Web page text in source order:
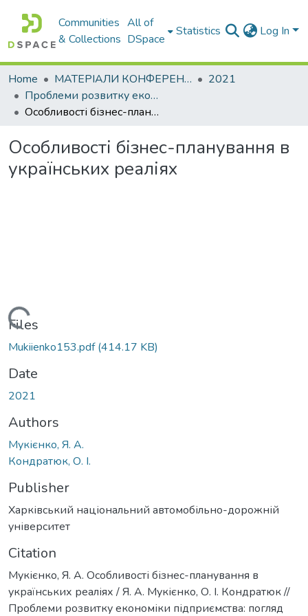
Communities
& Collections
All of
DSpace
Statistics Log In
Home МАТЕРІАЛИ КОНФЕРЕНЦІЙ
2021
Проблеми розвитку економіки підприємства: погляд молоді
Особливості бізнес-планування в українських реаліях
Особливості бізнес-планування в
українських реаліях
Loading...
Files
Mukiienko153.pdf(414.17 KB)
Date
2021
Authors
Мукієнко, Я. А.
Кондратюк, О. І.
Publisher
Харківський національний автомобільно-дорожній
університет
Citation
Мукієнко, Я. А. Особливості бізнес-планування в
українських реаліях / Я. А. Мукієнко, О. І. Кондратюк //
Проблеми розвитку економіки підприємства: погляд